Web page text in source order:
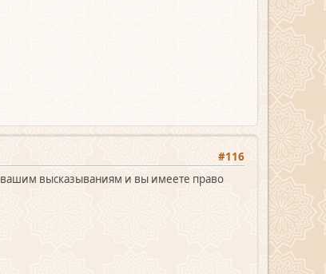
#116
вашим высказываниям и вы имеете право